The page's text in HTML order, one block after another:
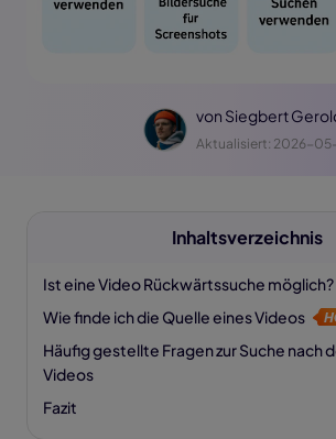
von Siegbert
Aktualisiert: 2026-
Inhaltsverzeichnis
Ist eine Video Rückwärtssuche möglich?
Wie finde ich die Quelle eines Videos
Häufig gestellte Fragen zur Suche nach
Videos
Fazit